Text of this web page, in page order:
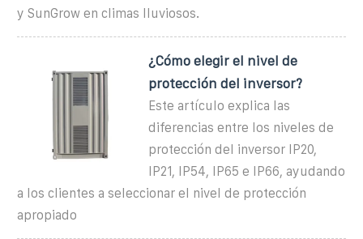
y SunGrow en climas lluviosos.
¿Cómo elegir el nivel de
protección del inversor?
Este artículo explica las
diferencias entre los niveles de
protección del inversor IP20,
IP21, IP54, IP65 e IP66, ayudando
a los clientes a seleccionar el nivel de protección
apropiado